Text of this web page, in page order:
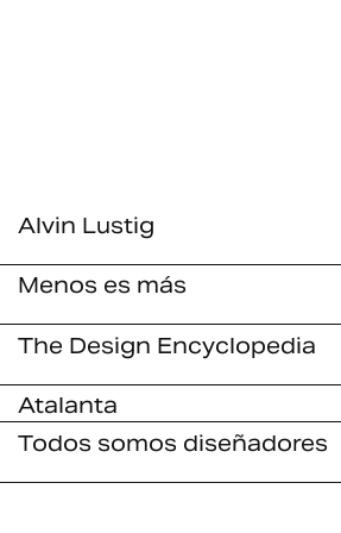
Alvin Lustig
Menos es más
The Design Encyclopedia
Atalanta
Todos somos diseñadores